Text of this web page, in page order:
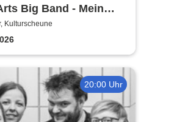
Big Band - Mein
Traum - True
Kulturscheune
20:00 Uhr